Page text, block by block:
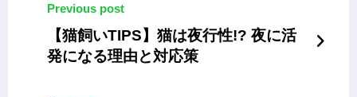
Previous post
【猫飼いTIPS】猫は夜行性!? 夜に活
発になる理由と対応策